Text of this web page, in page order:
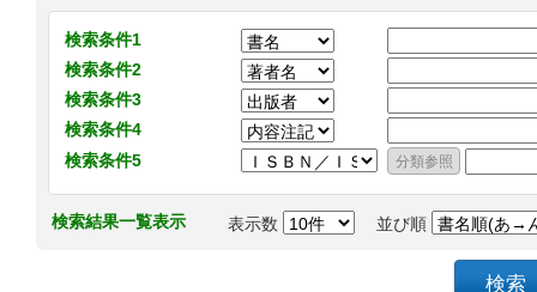
検索条件1
検索条件2
検索条件3
検索条件4
検索条件5
検索結果一覧表示 表示数 並び順